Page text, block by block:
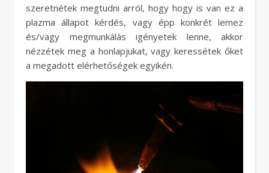
szeretnétek megtudni arról, hogy hogy is van ez a
plazma állapot kérdés, vagy épp konkrét lemez
és/vagy megmunkálás igényetek lenne, akkor
nézzétek meg a honlapjukat, vagy keressétek őket
a megadott elérhetőségek egyikén.